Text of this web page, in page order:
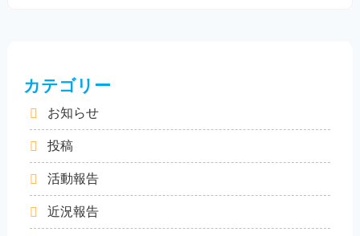
カテゴリー
お知らせ
投稿
活動報告
近況報告